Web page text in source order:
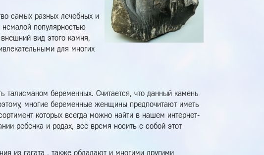
самых разных лечебных и
немалой популярностью
вид этого камня,
для многих
талисманом беременных. Считается, что данный камень
многие беременные женщины предпочитают иметь
которых всегда можно найти в нашем интернет-
ребёнка и родах, всё время носить с собой этот
из гагата , также обладают и многими другими